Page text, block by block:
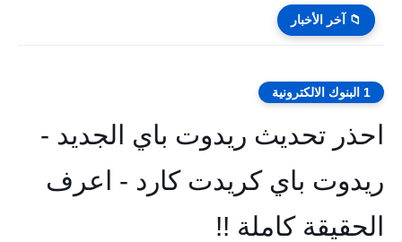
📁 آخر الأخبار
1 البنوك الالكترونية
احذر تحديث ريدوت باي الجديد -
ريدوت باي كريدت كارد - اعرف
الحقيقة كاملة !!